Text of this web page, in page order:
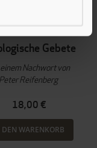
Gebete
Nachwort von
Peter Reifenberg
18,00 €
WARENKORB